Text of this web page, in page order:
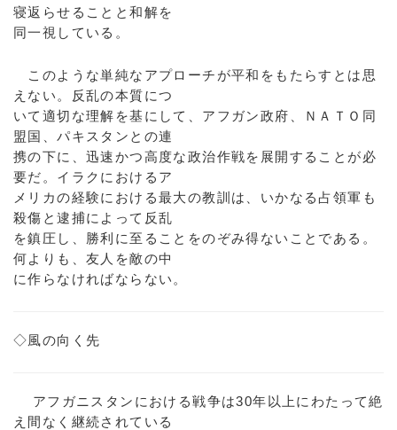
寝返らせることと和解を
同一視している。
このような単純なアプローチが平和をもたらすとは思
えない。反乱の本質につ
いて適切な理解を基にして、アフガン政府、ＮＡＴＯ同
盟国、パキスタンとの連
携の下に、迅速かつ高度な政治作戦を展開することが必
要だ。イラクにおけるア
メリカの経験における最大の教訓は、いかなる占領軍も
殺傷と逮捕によって反乱
を鎮圧し、勝利に至ることをのぞみ得ないことである。
何よりも、友人を敵の中
に作らなければならない。
◇風の向く先
アフガニスタンにおける戦争は30年以上にわたって絶
え間なく継続されている